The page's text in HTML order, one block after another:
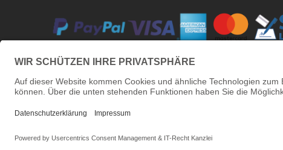
Versand ab 150,- € kostenlos
Deutschlands ab 150,- Euro.